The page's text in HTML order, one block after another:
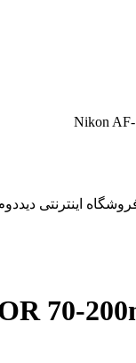
اینترنتی